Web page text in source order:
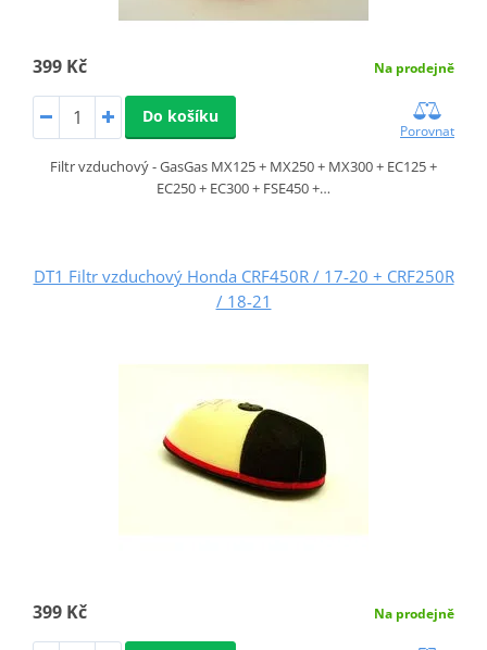
399 Kč Na prodejně
Do košíku
Porovnat
Filtr vzduchový - GasGas MX125 + MX250 + MX300 + EC125 +
EC250 + EC300 + FSE450 +…
DT1 Filtr vzduchový Honda CRF450R / 17-20 + CRF250R
/ 18-21
399 Kč Na prodejně